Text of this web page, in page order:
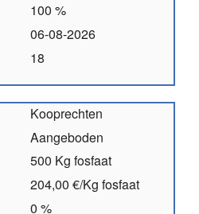
100 %
06-08-2026
18
Kooprechten
Aangeboden
500 Kg fosfaat
204,00 €/Kg fosfaat
0 %